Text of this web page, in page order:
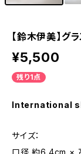
【鈴木伊美】
¥5,500
残り1点
International
サイズ：
口径 約6.4cm ×